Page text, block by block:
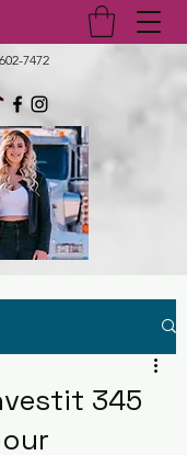
7472
345